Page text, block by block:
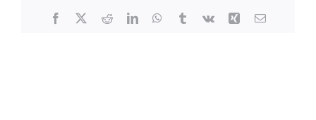
Facebook RedditLinkedInWhatsApp
TumblrVk XingE-